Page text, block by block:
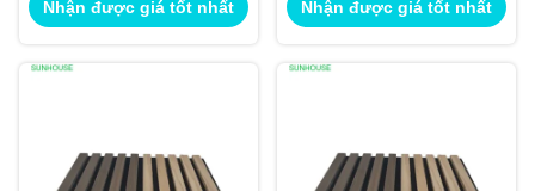
Sử dụng cho ứng
Nhận được giá tốt nhất
Sử dụng cho ứng
Nhận được giá tốt nhất